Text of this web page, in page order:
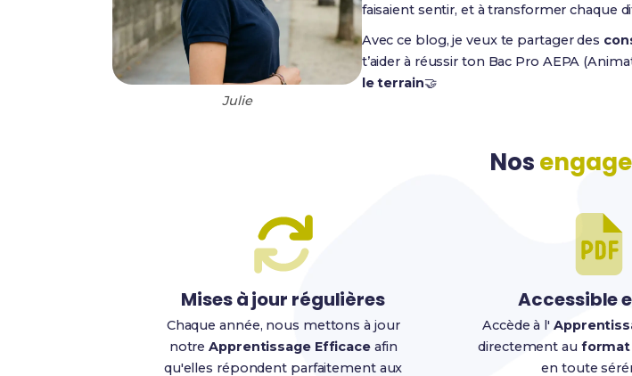
Julie
faisaient sentir, et à transformer chaque
Avec ce blog, je veux te partager des
t’aider à réussir ton Bac Pro AEPA
le terrain🤝
Nos
Mises à jour régulières
Chaque année, nous mettons à jour
notreApprentissage Efficaceafin
qu'elles répondent parfaitement aux
Accessible
Accède à l'
directement au format
en toute